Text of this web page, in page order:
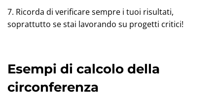
7. Ricorda di verificare sempre i tuoi risultati,
soprattutto se stai lavorando su progetti critici!
Esempi di calcolo della
circonferenza